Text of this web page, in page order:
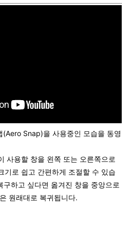
Snap)을 사용중인 모습을 동영
사용할 창을 왼쪽 또는 오른쪽으로
기로 쉽고 간편하게 조절할 수 있습
하고 싶다면 옮겨진 창을 중앙으로
원래대로 복귀됩니다.